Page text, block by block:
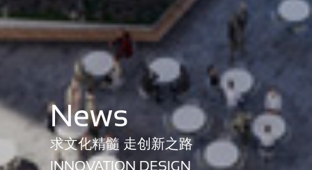
News
求文化精髓 走创新之路
INNOVATION DESIGN